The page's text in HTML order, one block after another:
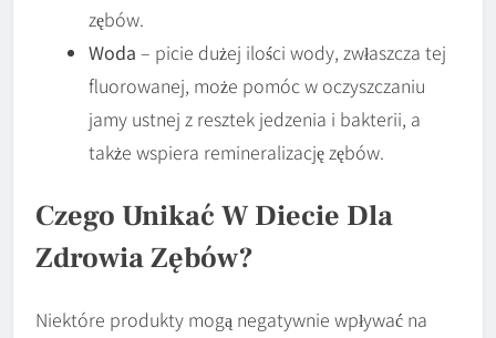
zębów.
Woda – picie dużej ilości wody, zwłaszcza tej
fluorowanej, może pomóc w oczyszczaniu
jamy ustnej z resztek jedzenia i bakterii, a
także wspiera remineralizację zębów.
Czego Unikać W Diecie Dla
Zdrowia Zębów?
Niektóre produkty mogą negatywnie wpływać na